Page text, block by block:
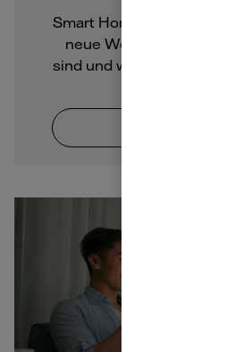
Smart Home bietet viel
neue Wege der
sind und wie es